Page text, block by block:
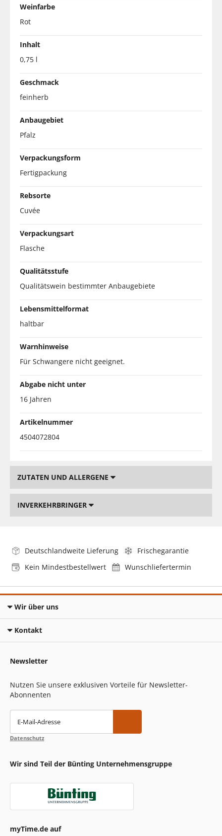
Weinfarbe
Rot
Inhalt
0,75 l
Geschmack
feinherb
Anbaugebiet
Pfalz
Verpackungsform
Fertigpackung
Rebsorte
Cuvée
Verpackungsart
Flasche
Qualitätsstufe
Qualitätswein bestimmter Anbaugebiete
Lebensmittelformat
haltbar
Warnhinweise
Für Schwangere nicht geeignet.
Abgabe nicht unter
16 Jahren
Artikelnummer
4504072804
ZUTATEN UND ALLERGENE
INVERKEHRBRINGER
Deutschlandweite Lieferung
Frischegarantie
Kein Mindestbestellwert
Wunschliefertermin
Wir über uns
Kontakt
Newsletter
Nutzen Sie unsere exklusiven Vorteile für Newsletter-
Abonnenten
E-Mail-Adresse
Datenschutz
Wir sind Teil der Bünting Unternehmensgruppe
myTime.de auf